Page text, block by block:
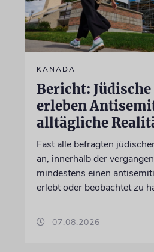
KANADA
Bericht:
erleben
alltägliche
Fast alle befragten
an, innerhalb der
mindestens einen
erlebt oder beobachtet zu
07.08.2026